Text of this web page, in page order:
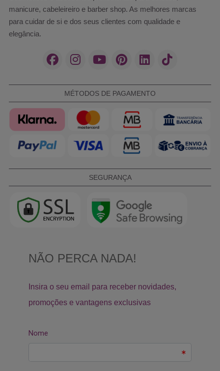
manicure, cabeleireiro e barber shop. As melhores marcas
para cuidar de si e dos seus clientes com qualidade e
elegância.
MÉTODOS DE PAGAMENTO
SEGURANÇA